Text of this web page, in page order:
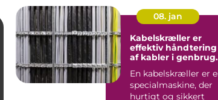
08. jan
Kabelskræller er
effektiv håndtering
af kabler i genbrug
En kabelskræller er
specialmaskine, der
hurtigt og sikkert